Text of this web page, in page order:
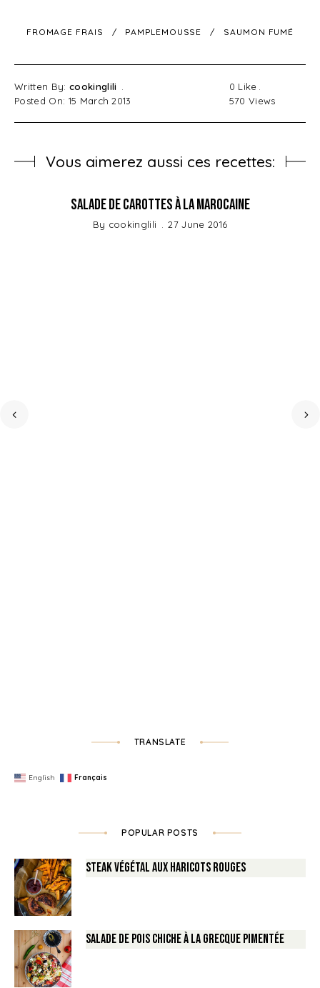
FROMAGE FRAIS PAMPLEMOUSSE SAUMON FUMÉ
Written By: cookinglili
Posted On: 15 March 2013
0 Like
570 Views
Vous aimerez aussi ces recettes:
Salade de Carottes à la Marocaine
By cookinglili 27 June 2016
TRANSLATE
English Français
POPULAR POSTS
Steak végétal aux haricots rouges
Salade de Pois chiche à la Grecque pimentée